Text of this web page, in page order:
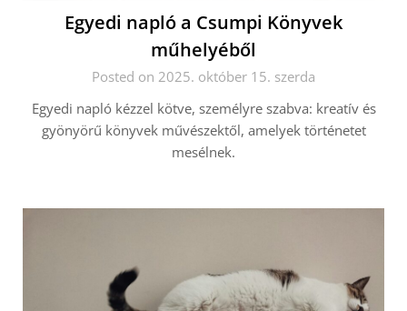
Egyedi napló a Csumpi Könyvek
műhelyéből
Posted on 2025. október 15. szerda
Egyedi napló kézzel kötve, személyre szabva: kreatív és
gyönyörű könyvek művészektől, amelyek történetet
mesélnek.